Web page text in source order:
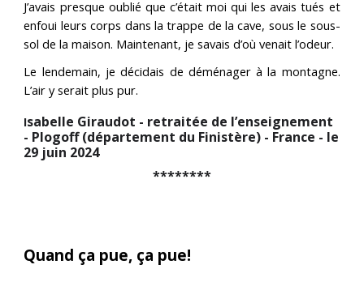
J’avais presque oublié que c’était moi qui les avais tués et
enfoui leurs corps dans la trappe de la cave, sous le sous-
sol de la maison. Maintenant, je savais d’où venait l’odeur.
Le lendemain, je décidais de déménager à la montagne.
L’air y serait plus pur.
Isabelle Giraudot - retraitée de l’enseignement
- Plogoff (département du Finistère) - France - le
29 juin 2024
********
Quand ça pue, ça pue!